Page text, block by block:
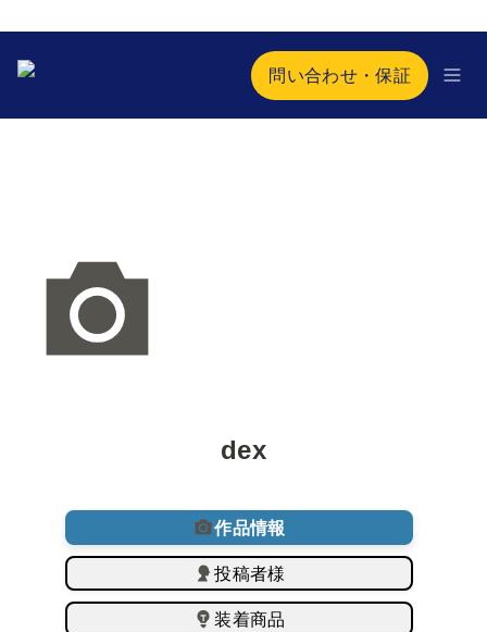
問い合わせ・保証
dex
作品情報
投稿者様
装着商品